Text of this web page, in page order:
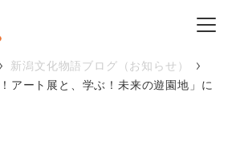
新潟文化物語ブログ（お知らせ）
アート展と、学ぶ！未来の遊園地」に